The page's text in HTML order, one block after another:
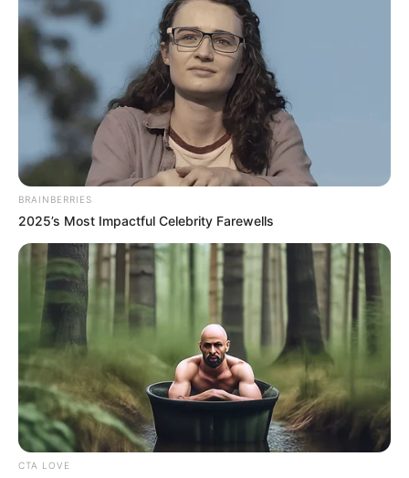
Mezcla una pequeña cantidad de vaselina con
jugo de limón.
Masajea la mezcla en las uñas y las cutículas.
Déjala actuar durante 15 a 20 minutos y luego
enjuaga.
El uso regular puede ayudar a fortalecer las
uñas y mantener las cutículas saludables.
5. Tratamiento para talones secos y agrietados
BRAINBERRIES
2025’s Most Impactful Celebrity Farewells
CTA LOVE